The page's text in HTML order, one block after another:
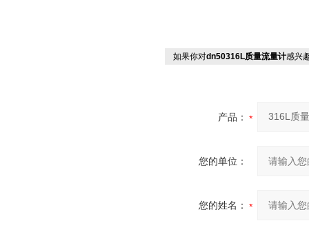
如果你对dn50316L质量流量计感兴
产品：
您的单位：
您的姓名：